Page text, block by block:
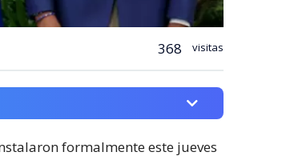
368 visitas
formalmente este jueves